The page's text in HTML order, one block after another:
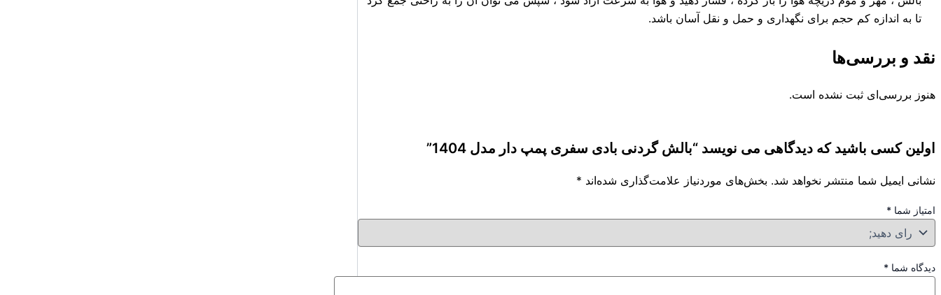
تا به اندازه کم حجم برای نگهداری و حمل و نقل آسان باشد.
نقد و بررسی‌ها
هنوز بررسی‌ای ثبت نشده است.
اولین کسی باشید که دیدگاهی می نویسد “بالش گردنی بادی سفری پمپ دار مدل 1404”
نشانی ایمیل شما منتشر نخواهد شد. بخش‌های موردنیاز علامت‌گذاری شده‌اند *
امتیاز شما *
دیدگاه شما *